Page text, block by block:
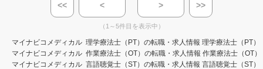
<< < > >>
（1～5件目を表示中）
マイナビコメディカル 理学療法士（PT）の転職・求人情報 理学療法士（PT）
マイナビコメディカル 作業療法士（OT）の転職・求人情報 作業療法士（OT
マイナビコメディカル 言語聴覚士（ST）の転職・求人情報 言語聴覚士（ST）